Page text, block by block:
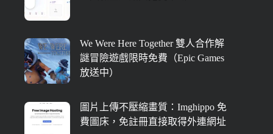
We Were Here Together 雙人合作解
謎冒險遊戲限時免費（Epic Games
放送中）
圖片上傳不壓縮畫質：Imghippo 免
費圖床，免註冊直接取得外連網址